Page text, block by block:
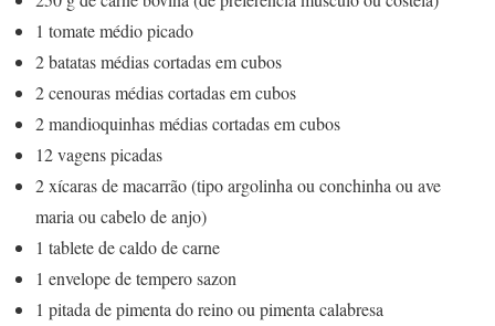
1 tomate médio picado
2 batatas médias cortadas em cubos
2 cenouras médias cortadas em cubos
2 mandioquinhas médias cortadas em cubos
12 vagens picadas
2 xícaras de macarrão (tipo argolinha ou conchinha ou ave
maria ou cabelo de anjo)
1 tablete de caldo de carne
1 envelope de tempero sazon
1 pitada de pimenta do reino ou pimenta calabresa